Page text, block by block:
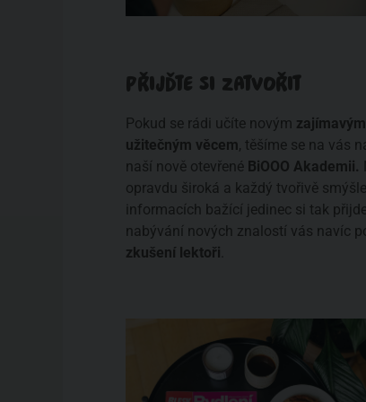
PŘIJĎTE SI ZATVOŘIT
Pokud se rádi učíte novým
užitečným věcem, těšíme se na vás
naší nově otevřené BiOOO Akademii.
opravdu široká a každý tvořivě
informacích bažící jedinec si tak
nabývání nových znalostí vás navíc
zkušení lektoři